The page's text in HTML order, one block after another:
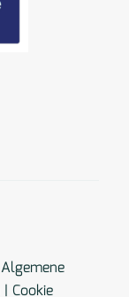
Algemene
| Cookie